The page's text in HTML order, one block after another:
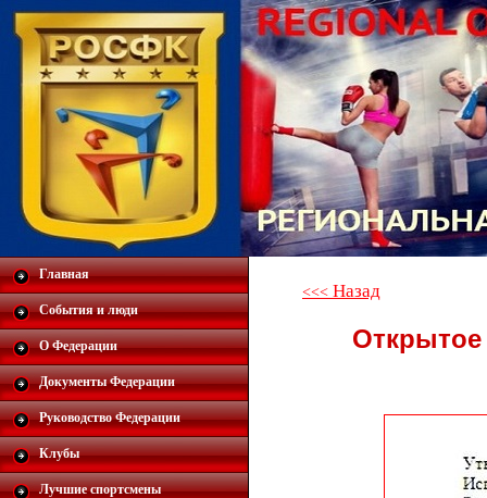
Главная
События и люди
О Федерации
Документы Федерации
Руководство Федерации
Клубы
Лучшие спортсмены
<<< Назад